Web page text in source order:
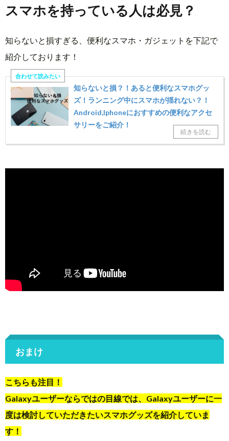
スマホを持っている人は必見？
知らないと損すぎる、便利なスマホ・ガジェットを下記で
紹介しております！
知らないと損？！あると便利なスマホグッ
ズ！ランニング中にスマホが揺れない？！
Android,Iphoneにおすすめの便利なアクセ
サリーをご紹介！
おまけ
こちらも注目！
Galaxyユーザーならではの目線では、Galaxyユーザーに一
度は検討していただきたいスマホグッズを紹介していま
す！